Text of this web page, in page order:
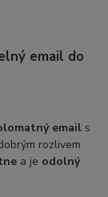
email do
email s
rozlivem
a je odolný